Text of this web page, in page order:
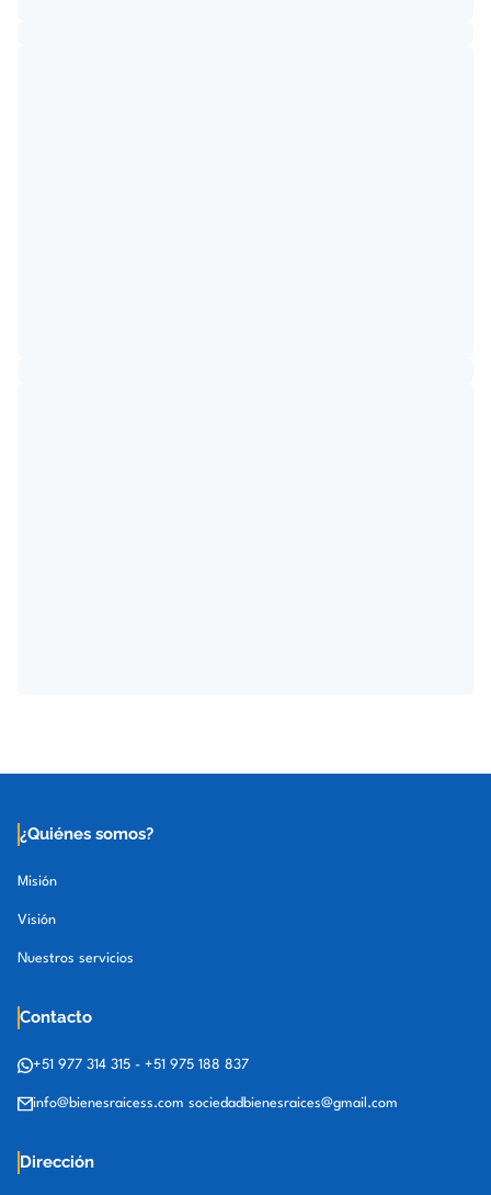
¿Quiénes somos?
Misión
Visión
Nuestros servicios
Contacto
+51 977 314 315 - +51 975 188 837
info@bienesraicess.com sociedadbienesraices@gmail.com
Dirección